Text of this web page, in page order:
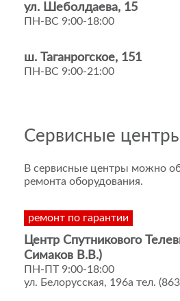
ул. Шеболдаева, 15
ПН-ВС 9:00-18:00
ш. Таганрогское, 151
ПН-ВС 9:00-21:00
Сервисные
В сервисные центры можно
ремонта оборудования.
ремонт по гарантии
Центр Спутникового
Симаков В.В.)
ПН-ПТ 9:00-18:00
ул. Белорусская, 196а тел.